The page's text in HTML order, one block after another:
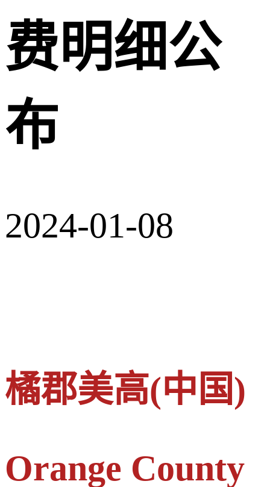
费明细公
布
2024-01-08
橘郡美高(中国)
Orange County